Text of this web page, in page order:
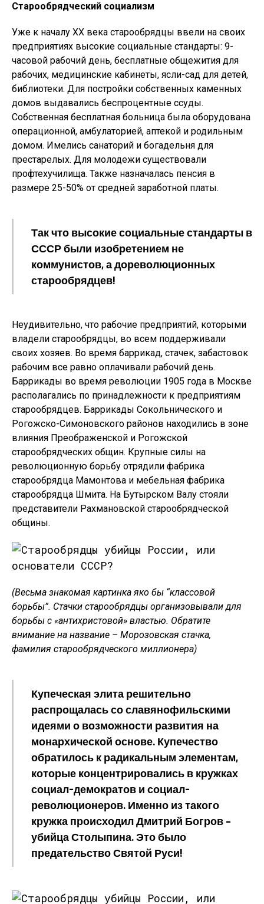
Старообрядческий социализм
Уже к началу XX века старообрядцы ввели на своих
предприятиях высокие социальные стандарты: 9-
часовой рабочий день, бесплатные общежития для
рабочих, медицинские кабинеты, ясли-сад для детей,
библиотеки. Для постройки собственных каменных
домов выдавались беспроцентные ссуды.
Собственная бесплатная больница была оборудована
операционной, амбулаторией, аптекой и родильным
домом. Имелись санаторий и богадельня для
престарелых. Для молодежи существовали
профтехучилища. Также назначалась пенсия в
размере 25-50% от средней заработной платы.
Так что высокие социальные стандарты в
СССР были изобретением не
коммунистов, а дореволюционных
старообрядцев!
Неудивительно, что рабочие предприятий, которыми
владели старообрядцы, во всем поддерживали
своих хозяев. Во время баррикад, стачек, забастовок
рабочим все равно оплачивали рабочий день.
Баррикады во время революции 1905 года в Москве
располагались по принадлежности к предприятиям
старообрядцев. Баррикады Сокольнического и
Рогожско-Симоновского районов находились в зоне
влияния Преображенской и Рогожской
старообрядческих общин. Крупные силы на
революционную борьбу отрядили фабрика
старообрядца Мамонтова и мебельная фабрика
старообрядца Шмита. На Бутырском Валу стояли
представители Рахмановской старообрядческой
общины.
(Весьма знакомая картинка яко бы “классовой
борьбы”. Стачки старообрядцы организовывали для
борьбы с «антихристовой» властью. Обратите
внимание на название – Морозовская стачка,
фамилия старообрядческого миллионера)
Купеческая элита решительно
распрощалась со славянофильскими
идеями о возможности развития на
монархической основе. Купечество
обратилось к радикальным элементам,
которые концентрировались в кружках
социал-демократов и социал-
революционеров. Именно из такого
кружка происходил Дмитрий Богров –
убийца Столыпина. Это было
предательство Святой Руси!